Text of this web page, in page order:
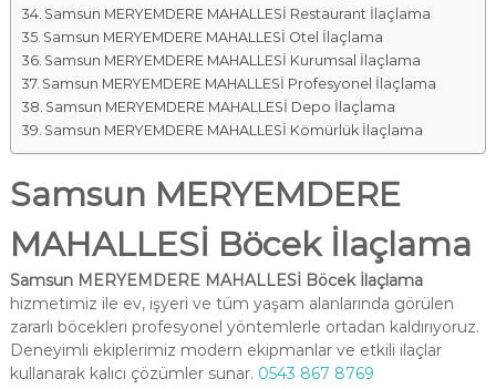
Samsun MERYEMDERE MAHALLESİ Restaurant İlaçlama
Samsun MERYEMDERE MAHALLESİ Otel İlaçlama
Samsun MERYEMDERE MAHALLESİ Kurumsal İlaçlama
Samsun MERYEMDERE MAHALLESİ Profesyonel İlaçlama
Samsun MERYEMDERE MAHALLESİ Depo İlaçlama
Samsun MERYEMDERE MAHALLESİ Kömürlük İlaçlama
Samsun MERYEMDERE
MAHALLESİ Böcek İlaçlama
Samsun MERYEMDERE MAHALLESİ Böcek İlaçlama
hizmetimiz ile ev, işyeri ve tüm yaşam alanlarında görülen
zararlı böcekleri profesyonel yöntemlerle ortadan kaldırıyoruz.
Deneyimli ekiplerimiz modern ekipmanlar ve etkili ilaçlar
kullanarak kalıcı çözümler sunar. 0543 867 8769